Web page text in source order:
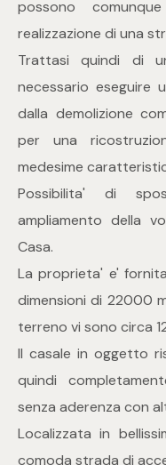
possono
realizzazione di una
Trattasi quindi di
necessario eseguire
dalla demolizione
per una
medesime
Possibilita' di
ampliamento della
Casa.
La proprieta' e'
dimensioni di 22000
terreno vi sono circa
Il casale in oggetto
quindi
senza aderenza con
Localizzata in
comoda strada di
mq
Locali
Qualsiasi
1